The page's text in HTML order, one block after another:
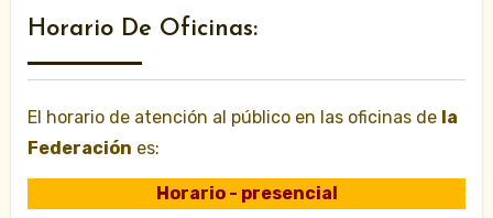
Horario De Oficinas:
El horario de atención al público en las oficinas de la
Federación es:
Horario - presencial